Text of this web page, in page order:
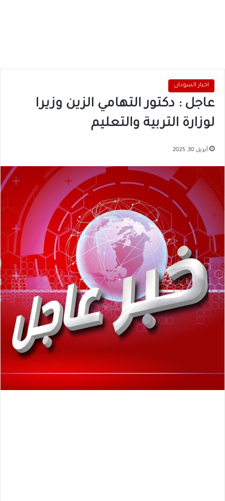
اخبار السودان
عاجل : دكتور التهامي الزين وزيرا
لوزارة التربية والتعليم
أبريل 30, 2025